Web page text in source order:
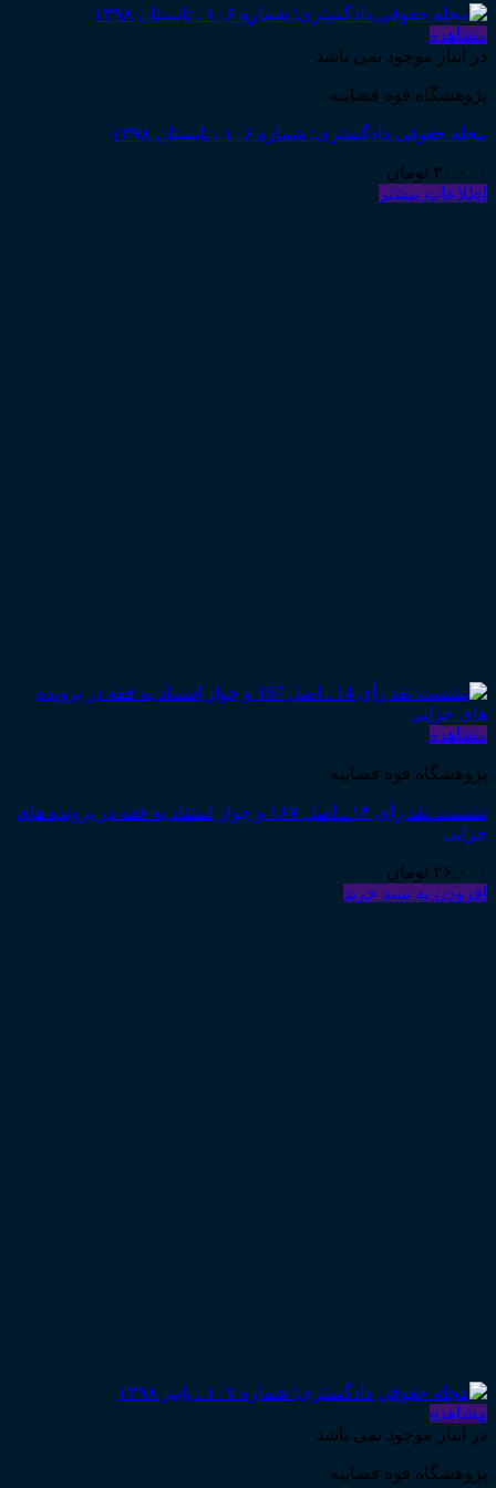
مشاهده
در انبار موجود نمی باشد
پژوهشگاه قوه قضاییه
مجله حقوقی دادگستری؛ شماره ۱۰۶ ـ تابستان ۱۳۹۸
۳۰,۰۰۰ تومان
اطلاعات بیشتر
مشاهده
پژوهشگاه قوه قضاییه
نشست نقد رأی ۱۴ ـ اصل ۱۶۷ و جواز استناد به فقه در پرونده های
جزایی
۲۶,۰۰۰ تومان
افزودن به سبد خرید
مشاهده
در انبار موجود نمی باشد
پژوهشگاه قوه قضاییه